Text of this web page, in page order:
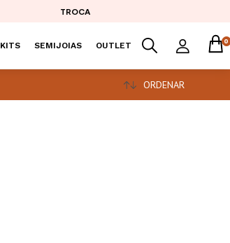
TROCA
KITS SEMIJOIAS OUTLET 0
ORDENAR